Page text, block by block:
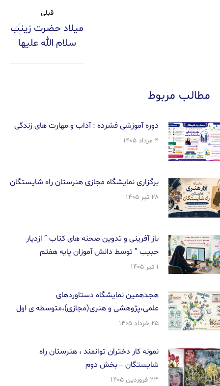
قبلی
میلاد حضرت زینب
سلام الله علیها
مطالب مربوط
دوره آموزشی فشرده : آداب و مهارت های زندگی
۴ مرداد ۱۴۰۵
برگزاری نمایشگاه مجازی هنرستان راه شایستگان
۲۸ تیر ۱۴۰۵
باز آفرینی و تدوین صحنه های کتاب ” ازدیار
حبیب ” توسط دانش آموزان پایه هفتم
۱ تیر ۱۴۰۵
هجدهمین نمایشگاه دستاوردهای
علمی،پژوهشی و هنری(مجازی)،متوسطه ی اول
۲۵ خرداد ۱۴۰۵
نمونه کار دختران توانمند ، هنرستان راه
شایستگان – بخش دوم
۲۳ فروردین ۱۴۰۵